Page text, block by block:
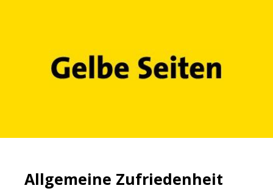
Allgemeine Zufriedenheit